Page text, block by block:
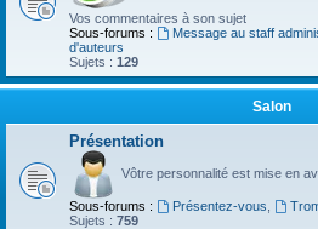
Vos commentaires à son sujet
Sous-forums :
Message au staff
d'auteurs
Sujets : 129
Salon
Présentation
Vôtre personnalité est mise en
Sous-forums : Présentez-vous
Sujets : 759